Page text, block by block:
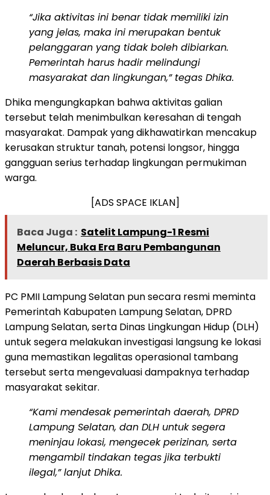
“Jika aktivitas ini benar tidak memiliki izin
yang jelas, maka ini merupakan bentuk
pelanggaran yang tidak boleh dibiarkan.
Pemerintah harus hadir melindungi
masyarakat dan lingkungan,” tegas Dhika.
Dhika mengungkapkan bahwa aktivitas galian
tersebut telah menimbulkan keresahan di tengah
masyarakat. Dampak yang dikhawatirkan mencakup
kerusakan struktur tanah, potensi longsor, hingga
gangguan serius terhadap lingkungan permukiman
warga.
[ADS SPACE IKLAN]
Baca Juga : Satelit Lampung-1 Resmi
Meluncur, Buka Era Baru Pembangunan
Daerah Berbasis Data
PC PMII Lampung Selatan pun secara resmi meminta
Pemerintah Kabupaten Lampung Selatan, DPRD
Lampung Selatan, serta Dinas Lingkungan Hidup (DLH)
untuk segera melakukan investigasi langsung ke lokasi
guna memastikan legalitas operasional tambang
tersebut serta mengevaluasi dampaknya terhadap
masyarakat sekitar.
“Kami mendesak pemerintah daerah, DPRD
Lampung Selatan, dan DLH untuk segera
meninjau lokasi, mengecek perizinan, serta
mengambil tindakan tegas jika terbukti
ilegal,” lanjut Dhika.